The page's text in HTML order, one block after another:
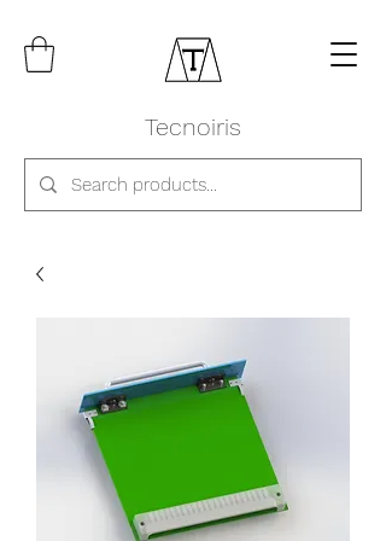
Tecnoiris